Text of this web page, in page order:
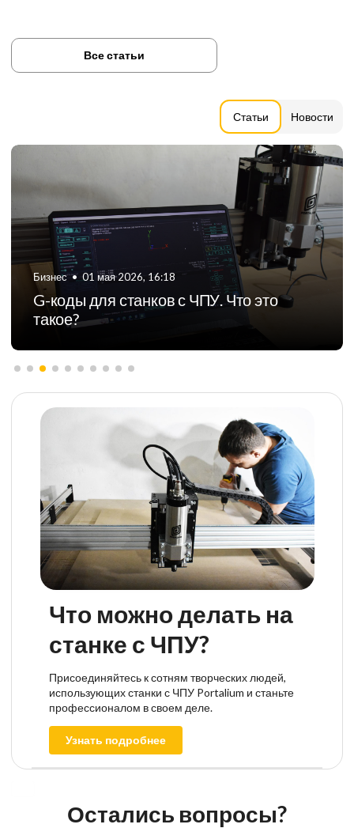
Статьи Новости
Все статьи
Бизнес • 06 августа 2024, 11:21
ТОП-5 российских производителей
фрезерных станков с ЧПУ
Что можно делать на
станке с ЧПУ?
Присоединяйтесь к сотням творческих людей,
использующих станки с ЧПУ Portalium и станьте
профессионалом в своем деле.
Узнать подробнее
Остались вопросы?